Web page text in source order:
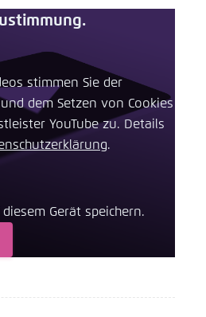
stimmen Sie der
dem Setzen von Cookies
YouTube zu. Details
.
Gerät speichern.